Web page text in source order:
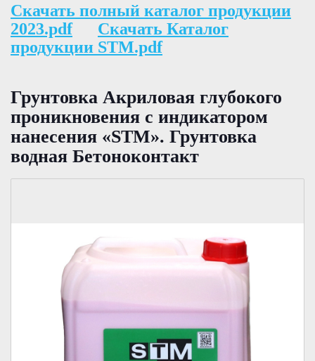
Скачать полный каталог продукции
2023.pdf
Скачать Каталог
продукции STM.pdf
Грунтовка Акриловая глубокого
проникновения с индикатором
нанесения «STM». Грунтовка
водная Бетоноконтакт